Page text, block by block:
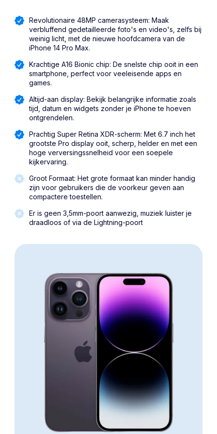
Revolutionaire 48MP camerasysteem: Maak
verbluffend gedetailleerde foto's en video's, zelfs bij
weinig licht, met de nieuwe hoofdcamera van de
iPhone 14 Pro Max.
Krachtige A16 Bionic chip: De snelste chip ooit in een
smartphone, perfect voor veeleisende apps en
games.
Altijd-aan display: Bekijk belangrijke informatie zoals
tijd, datum en widgets zonder je iPhone te hoeven
ontgrendelen.
Prachtig Super Retina XDR-scherm: Met 6.7 inch het
grootste Pro display ooit, scherp, helder en met een
hoge verversingssnelheid voor een soepele
kijkervaring.
Groot Formaat: Het grote formaat kan minder handig
zijn voor gebruikers die de voorkeur geven aan
compactere toestellen.
Er is geen 3,5mm-poort aanwezig, muziek luister je
draadloos of via de Lightning-poort